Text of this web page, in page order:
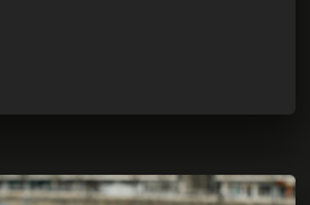
de las tecnologías de